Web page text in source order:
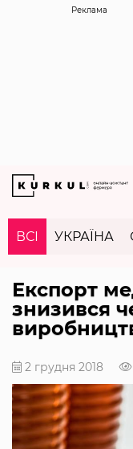
Реклама
ВСІ УКРАЇНА
Експорт
знизився
2 грудня 2018